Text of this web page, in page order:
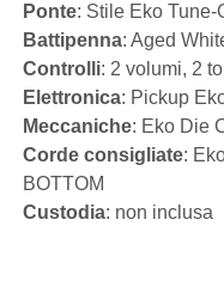
Ponte: Stile Eko Tune-
Battipenna: Aged
Controlli: 2 volumi, 2
Elettronica: Pickup
Meccaniche: Eko Die
Corde consigliate:
BOTTOM
Custodia: non inclusa